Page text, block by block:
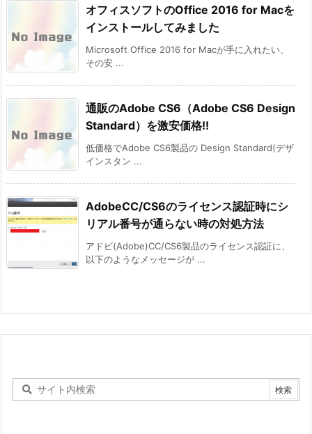
オフィスソフトのOffice 2016 for Macを
インストールしてみました
Microsoft Office 2016 for Macが手に入れたい、
その安 ...
通販のAdobe CS6（Adobe CS6 Design
Standard）を激安価格!!
低価格でAdobe CS6製品の Design Standard(デザ
インスタン ...
AdobeCC/CS6のライセンス認証時にシ
リアル番号が通らない時の対処方法
アドビ(Adobe)CC/CS6製品のライセンス認証に、
以下のようなメッセージが ...